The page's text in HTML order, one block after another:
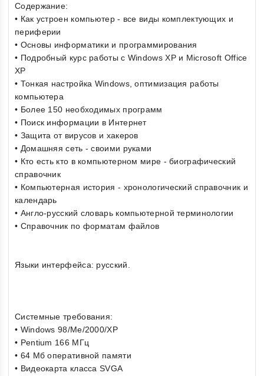
Содержание:
• Как устроен компьютер - все виды комплектующих и
периферии
• Основы информатики и программирования
• Подробный курс работы с Windows XP и Microsoft Office
XP
• Тонкая настройка Windows, оптимизация работы
компьютера
• Более 150 необходимых программ
• Поиск информации в Интернет
• Защита от вирусов и хакеров
• Домашняя сеть - своими руками
• Кто есть кто в компьютерном мире - биографический
справочник
• Компьютерная история - хронологический справочник и
календарь
• Англо-русский словарь компьютерной терминологии
• Справочник по форматам файлов
Языки интерфейса: русский.
Системные требования:
• Windows 98/Me/2000/XP
• Pentium 166 МГц
• 64 Мб оперативной памяти
• Видеокарта класса SVGA